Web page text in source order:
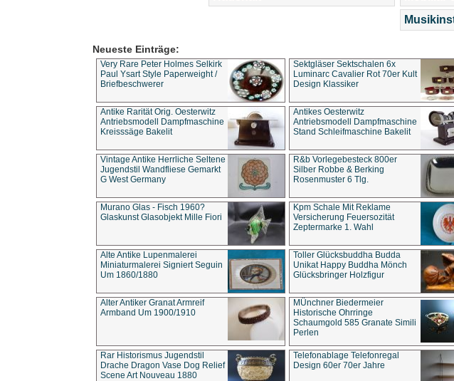
Neueste Einträge:
Very Rare Peter Holmes Selkirk
Paul Ysart Style Paperweight /
Briefbeschwerer
Sektgläser Sektschalen 6x
Luminarc Cavalier Rot 70er Kult
Design Klassiker
Antike Rarität Orig. Oesterwitz
Antriebsmodell Dampfmaschine
Kreisssäge Bakelit
Antikes Oesterwitz
Antriebsmodell Dampfmaschine
Stand Schleifmaschine Bakelit
Vintage Antike Herrliche Seltene
Jugendstil Wandfliese Gemarkt
G West Germany
R&b Vorlegebesteck 800er
Silber Robbe & Berking
Rosenmuster 6 Tlg.
Murano Glas - Fisch 1960?
Glaskunst Glasobjekt Mille Fiori
Kpm Schale Mit Reklame
Versicherung Feuersozität
Zeptermarke 1. Wahl
Alte Antike Lupenmalerei
Miniaturmalerei Signiert Seguin
Um 1860/1880
Toller Glücksbuddha Budda
Unikat Happy Buddha Mönch
Glücksbringer Holzfigur
Alter Antiker Granat Armreif
Armband Um 1900/1910
MÜnchner Biedermeier
Historische Ohrringe
Schaumgold 585 Granate Simili
Perlen
Rar Historismus Jugendstil
Drache Dragon Vase Dog Relief
Scene Art Nouveau 1880
Telefonablage Telefonregal
Design 60er 70er Jahre